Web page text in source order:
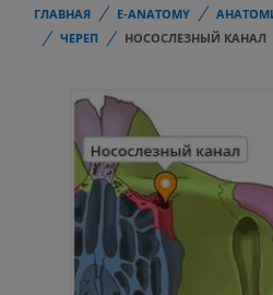
ГЛАВНАЯ E-ANATOMY
ЧЕРЕП
НОСОСЛЕЗНЫЙ КАНАЛ